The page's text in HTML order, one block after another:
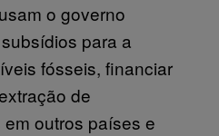
o governo
para a
fósseis, financiar
de
outros países e